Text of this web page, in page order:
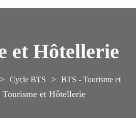
et Hôtellerie
> Cycle BTS > BTS - Tourisme et
Tourisme et Hôtellerie